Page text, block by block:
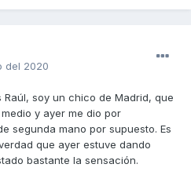
del 2020
soy un chico de Madrid, que
y ayer me dio por
segunda mano por supuesto. Es
que ayer estuve dando
bastante la sensación.